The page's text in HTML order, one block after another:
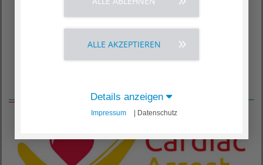
ALLE AKZEPTIEREN
Details anzeigen
Impressum | Datenschutz